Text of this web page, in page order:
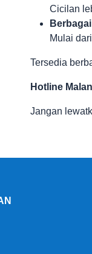
Cicilan
Mulai
Tersedia
Hotline
Jangan